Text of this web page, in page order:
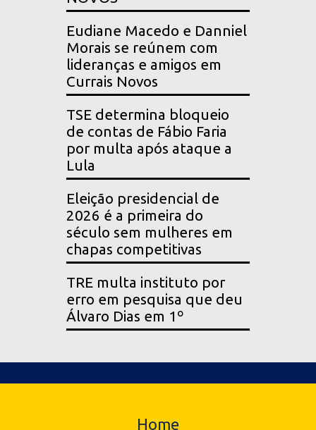
Eudiane Macedo e Danniel
Morais se reúnem com
lideranças e amigos em
Currais Novos
TSE determina bloqueio
de contas de Fábio Faria
por multa após ataque a
Lula
Eleição presidencial de
2026 é a primeira do
século sem mulheres em
chapas competitivas
TRE multa instituto por
erro em pesquisa que deu
Álvaro Dias em 1º
Home